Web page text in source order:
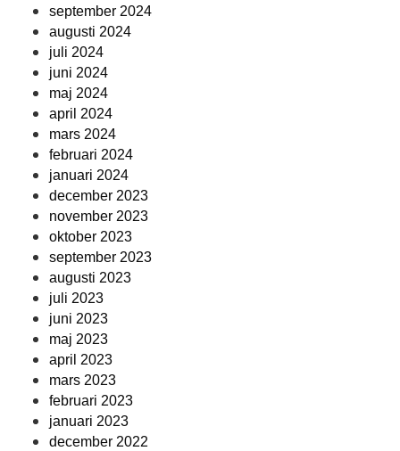
september 2024
augusti 2024
juli 2024
juni 2024
maj 2024
april 2024
mars 2024
februari 2024
januari 2024
december 2023
november 2023
oktober 2023
september 2023
augusti 2023
juli 2023
juni 2023
maj 2023
april 2023
mars 2023
februari 2023
januari 2023
december 2022